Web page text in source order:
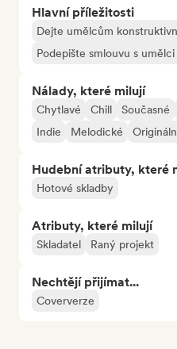
Hlavní příležitosti
Dejte umělcům
Podepište smlouvu s
Nálady, které milují
Chytlavé Chill Současné
Indie
Melodické
Hudební atributy, které
Hotové skladby
Atributy, které milují
Skladatel Raný projekt
Nechtějí přijímat...
Coververze